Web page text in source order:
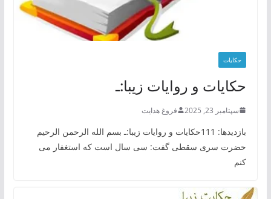
حکایات
حکایات و روایات زیبا:ـ
سپتامبر 23, 2025 فروغ هدایت
بازدیدها: 111حکایات و روایات زیبا:ـ بسم الله الرحمن الرحیم
حضرت سری سقطی گفت: سی سال است که استغفار می
کنم